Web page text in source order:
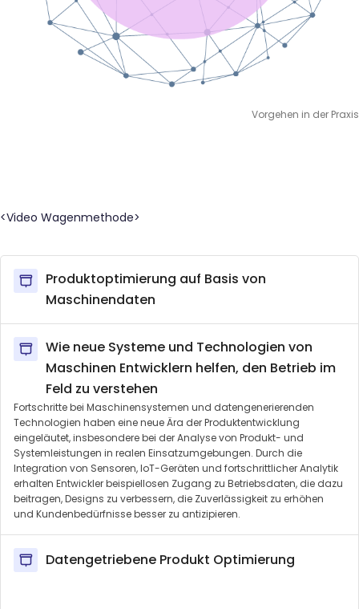
Vorgehen in der Praxis
<Video Wagenmethode>
Produktoptimierung auf Basis von
Maschinendaten
Wie neue Systeme und Technologien von
Maschinen Entwicklern helfen, den Betrieb im
Feld zu verstehen
Fortschritte bei Maschinensystemen und datengenerierenden
Technologien haben eine neue Ära der Produktentwicklung
eingeläutet, insbesondere bei der Analyse von Produkt- und
Systemleistungen in realen Einsatzumgebungen. Durch die
Integration von Sensoren, IoT-Geräten und fortschrittlicher Analytik
erhalten Entwickler beispiellosen Zugang zu Betriebsdaten, die dazu
beitragen, Designs zu verbessern, die Zuverlässigkeit zu erhöhen
und Kundenbedürfnisse besser zu antizipieren.
Datengetriebene Produkt Optimierung